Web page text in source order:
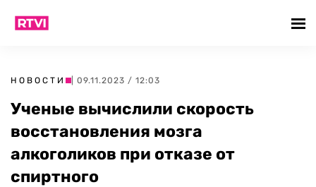
НОВОСТИ | 09.11.2023 / 12:03
Ученые вычислили скорость
восстановления мозга
алкоголиков при отказе от
спиртного